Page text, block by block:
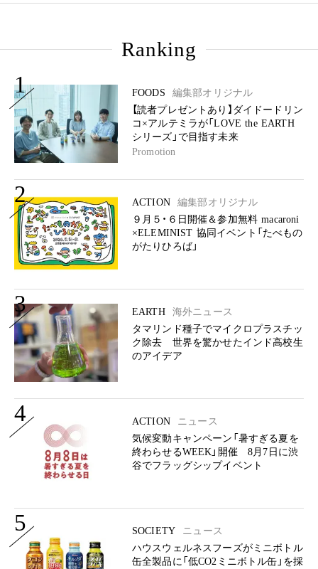
Ranking
1 FOODS
編集部オリジナル
【読者プレゼントあり】ダイドードリン
コ×アルテミラが「LOVE the EARTH
シリーズ」で目指す未来
Promotion
2 ACTION
編集部オリジナル
９月５・６日開催＆参加無料 macaroni
×ELEMINIST 協同イベント「たべもの
がたりひろば」
3 EARTH
海外ニュース
タマリンド種子でマイクロプラスチッ
ク除去 世界を驚かせたインド高校生
のアイデア
4 ACTION
ニュース
気候変動キャンペーン「暑すぎる夏を
終わらせるWEEK」開催 8月7日に渋
谷でフラッグシップイベント
5 SOCIETY
ニュース
ハウスウェルネスフーズがミニボトル
缶全製品に「低CO2ミニボトル缶」を採